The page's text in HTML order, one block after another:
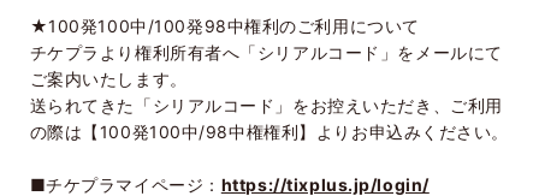
★100発100中/100発98中権利のご利用について
チケプラより権利所有者へ「シリアルコード」をメールにて
ご案内いたします。
送られてきた「シリアルコード」をお控えいただき、ご利用
の際は【100発100中/98中権権利】よりお申込みください。
■チケプラマイページ： https://tixplus.jp/login/